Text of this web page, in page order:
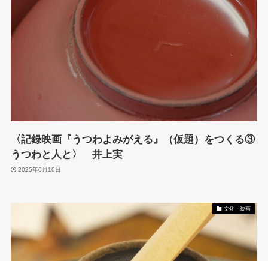
〈記録映画『うつわよみがえる』（仮題）をつくる③
うつわと人と〉 井上実
2025年6月10日
文化・映画